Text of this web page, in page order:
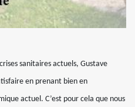
sanitaires actuels, Gustave
en prenant bien en
actuel. C’est pour cela que nous